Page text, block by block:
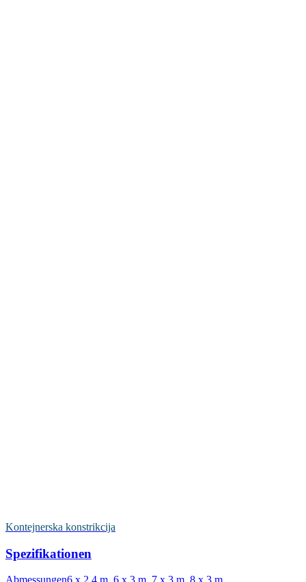
Kontejnerska konstrikcija
Spezifikationen